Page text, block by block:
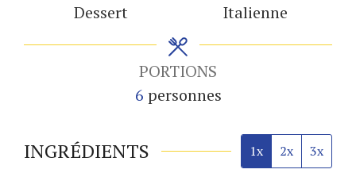
Dessert
Italienne
PORTIONS
6 personnes
INGRÉDIENTS 1x 2x 3x